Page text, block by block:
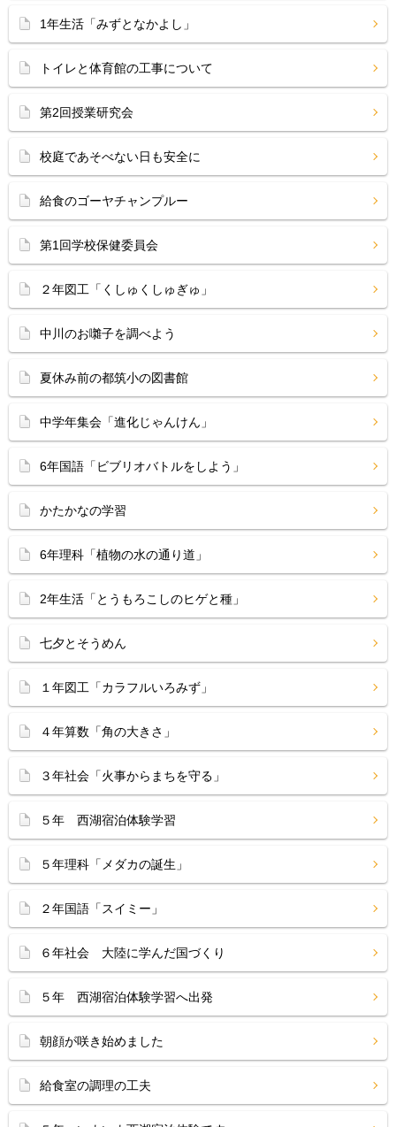
1年生活「みずとなかよし」
トイレと体育館の工事について
第2回授業研究会
校庭であそべない日も安全に
給食のゴーヤチャンプルー
第1回学校保健委員会
２年図工「くしゅくしゅぎゅ」
中川のお囃子を調べよう
夏休み前の都筑小の図書館
中学年集会「進化じゃんけん」
6年国語「ビブリオバトルをしよう」
かたかなの学習
6年理科「植物の水の通り道」
2年生活「とうもろこしのヒゲと種」
七夕とそうめん
１年図工「カラフルいろみず」
４年算数「角の大きさ」
３年社会「火事からまちを守る」
５年 西湖宿泊体験学習
５年理科「メダカの誕生」
２年国語「スイミー」
６年社会 大陸に学んだ国づくり
５年 西湖宿泊体験学習へ出発
朝顔が咲き始めました
給食室の調理の工夫